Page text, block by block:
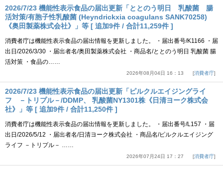
2026/7/23 機能性表示食品の届出更新「ととのう明日 乳酸菌 腸
活対策/有胞子性乳酸菌 (Heyndrickxia coagulans SANK70258)
《奥田製薬株式会社》」等 [ 追加9件 / 合計11,259件 ]
消費者庁は機能性表示食品の届出情報を更新しました。 ・届出番号/K1166 ・届
出日/2026/3/30 ・届出者名/奥田製薬株式会社 ・商品名/ととのう明日 乳酸菌 腸
活対策 ・食品の……
2026年08月04日 16：13 消費者庁
2026/7/23 機能性表示食品の届出更新「ピルクルエイジングライ
フ －トリプル－/DDMP、 乳酸菌NY1301株《日清ヨーク株式会
社》」等 [ 追加9件 / 合計11,250件 ]
消費者庁は機能性表示食品の届出情報を更新しました。 ・届出番号/L157 ・届
出日/2026/5/12 ・届出者名/日清ヨーク株式会社 ・商品名/ピルクルエイジング
ライフ －トリプル－ ……
2026年07月24日 17：27 消費者庁